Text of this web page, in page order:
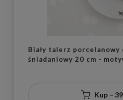
Biały talerz porcelanowy
śniadaniowy 20 cm -
Kup –